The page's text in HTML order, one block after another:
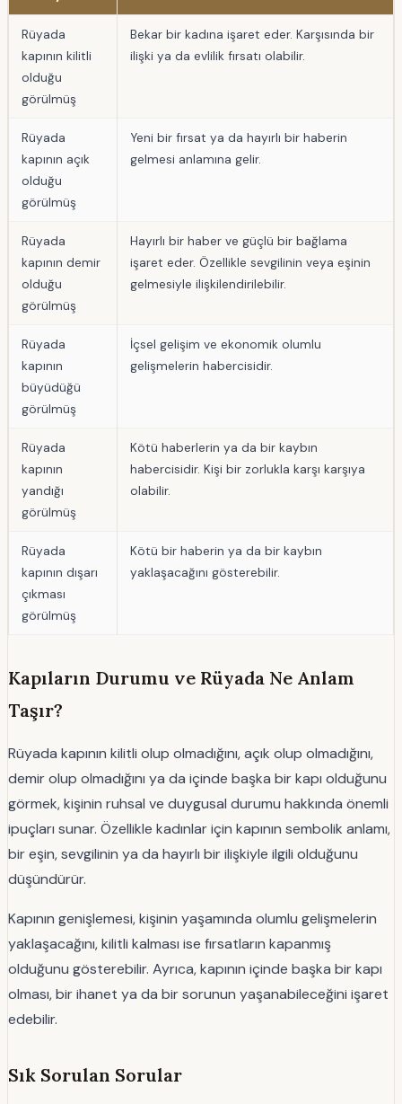
Rüyada
kapının kilitli
olduğu
görülmüş
Bekar bir kadına işaret eder. Karşısında bir
ilişki ya da evlilik fırsatı olabilir.
Rüyada
kapının açık
olduğu
görülmüş
Yeni bir fırsat ya da hayırlı bir haberin
gelmesi anlamına gelir.
Rüyada
kapının demir
olduğu
görülmüş
Hayırlı bir haber ve güçlü bir bağlama
işaret eder. Özellikle sevgilinin veya eşinin
gelmesiyle ilişkilendirilebilir.
Rüyada
kapının
büyüdüğü
görülmüş
İçsel gelişim ve ekonomik olumlu
gelişmelerin habercisidir.
Rüyada
kapının
yandığı
görülmüş
Kötü haberlerin ya da bir kaybın
habercisidir. Kişi bir zorlukla karşı karşıya
olabilir.
Rüyada
kapının dışarı
çıkması
görülmüş
Kötü bir haberin ya da bir kaybın
yaklaşacağını gösterebilir.
Kapıların Durumu ve Rüyada Ne Anlam
Taşır?
Rüyada kapının kilitli olup olmadığını, açık olup olmadığını,
demir olup olmadığını ya da içinde başka bir kapı olduğunu
görmek, kişinin ruhsal ve duygusal durumu hakkında önemli
ipuçları sunar. Özellikle kadınlar için kapının sembolik anlamı,
bir eşin, sevgilinin ya da hayırlı bir ilişkiyle ilgili olduğunu
düşündürür.
Kapının genişlemesi, kişinin yaşamında olumlu gelişmelerin
yaklaşacağını, kilitli kalması ise fırsatların kapanmış
olduğunu gösterebilir. Ayrıca, kapının içinde başka bir kapı
olması, bir ihanet ya da bir sorunun yaşanabileceğini işaret
edebilir.
Sık Sorulan Sorular